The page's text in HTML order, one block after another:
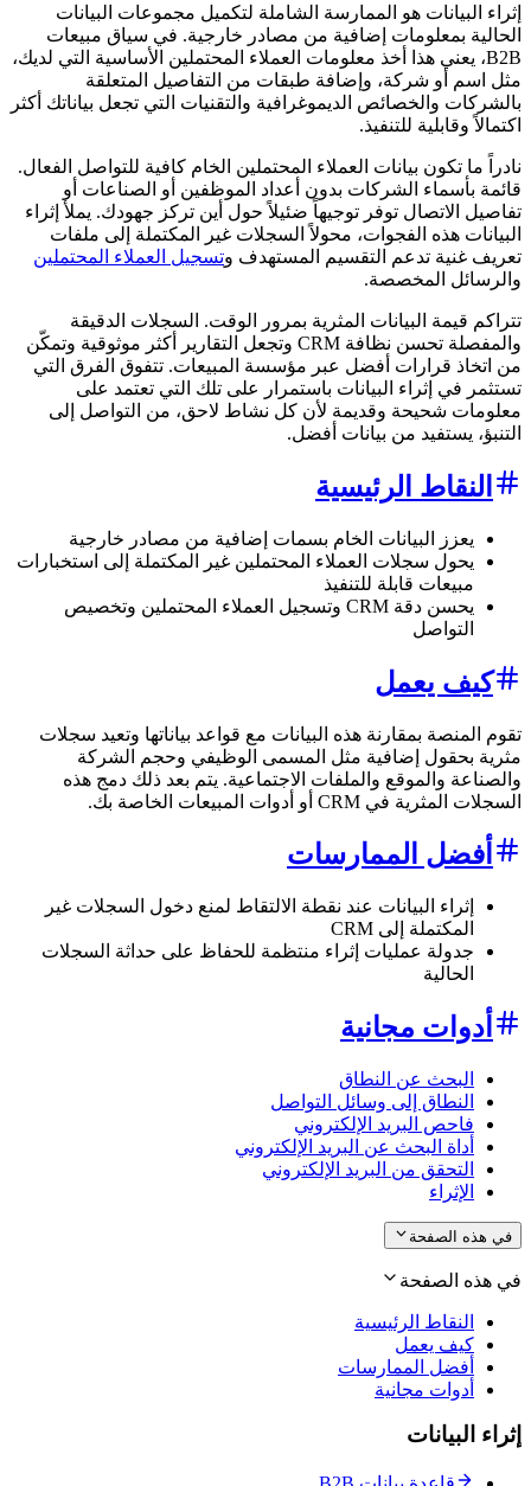
إثراء البيانات هو الممارسة الشاملة لتكميل مجموعات البيانات
الحالية بمعلومات إضافية من مصادر خارجية. في سياق مبيعات
B2B، يعني هذا أخذ معلومات العملاء المحتملين الأساسية التي لديك،
مثل اسم أو شركة، وإضافة طبقات من التفاصيل المتعلقة
بالشركات والخصائص الديموغرافية والتقنيات التي تجعل بياناتك أكثر
اكتمالاً وقابلية للتنفيذ.
نادراً ما تكون بيانات العملاء المحتملين الخام كافية للتواصل الفعال.
قائمة بأسماء الشركات بدون أعداد الموظفين أو الصناعات أو
تفاصيل الاتصال توفر توجيهاً ضئيلاً حول أين تركز جهودك. يملأ إثراء
البيانات هذه الفجوات، محولاً السجلات غير المكتملة إلى ملفات
تعريف غنية تدعم التقسيم المستهدف وتسجيل العملاء المحتملين
والرسائل المخصصة.
تتراكم قيمة البيانات المثرية بمرور الوقت. السجلات الدقيقة
والمفصلة تحسن نظافة CRM وتجعل التقارير أكثر موثوقية وتمكّن
من اتخاذ قرارات أفضل عبر مؤسسة المبيعات. تتفوق الفرق التي
تستثمر في إثراء البيانات باستمرار على تلك التي تعتمد على
معلومات شحيحة وقديمة لأن كل نشاط لاحق، من التواصل إلى
التنبؤ، يستفيد من بيانات أفضل.
النقاط الرئيسية
يعزز البيانات الخام بسمات إضافية من مصادر خارجية
يحول سجلات العملاء المحتملين غير المكتملة إلى استخبارات
مبيعات قابلة للتنفيذ
يحسن دقة CRM وتسجيل العملاء المحتملين وتخصيص
التواصل
كيف يعمل
تقوم المنصة بمقارنة هذه البيانات مع قواعد بياناتها وتعيد سجلات
مثرية بحقول إضافية مثل المسمى الوظيفي وحجم الشركة
والصناعة والموقع والملفات الاجتماعية. يتم بعد ذلك دمج هذه
السجلات المثرية في CRM أو أدوات المبيعات الخاصة بك.
أفضل الممارسات
إثراء البيانات عند نقطة الالتقاط لمنع دخول السجلات غير
المكتملة إلى CRM
جدولة عمليات إثراء منتظمة للحفاظ على حداثة السجلات
الحالية
أدوات مجانية
البحث عن النطاق
النطاق إلى وسائل التواصل
فاحص البريد الإلكتروني
أداة البحث عن البريد الإلكتروني
التحقق من البريد الإلكتروني
الإثراء
في هذه الصفحة
في هذه الصفحة
النقاط الرئيسية
كيف يعمل
أفضل الممارسات
أدوات مجانية
إثراء البيانات